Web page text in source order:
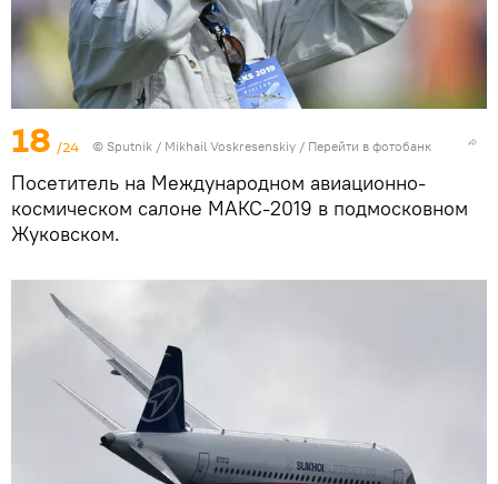
18 /24 © Sputnik / Mikhail Voskresenskiy / Перейти в фотобанк
Посетитель на Международном авиационно-
космическом салоне МАКС-2019 в подмосковном
Жуковском.